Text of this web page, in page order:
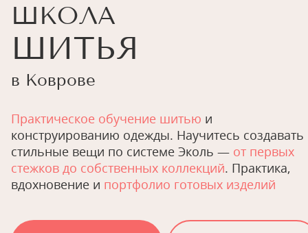
ШКОЛА
ШИТЬЯ
в Коврове
Практическое обучение шитью и
конструированию одежды. Научитесь создавать
стильные вещи по системе Эколь — от первых
стежков до собственных коллекций. Практика,
вдохновение и портфолио готовых изделий